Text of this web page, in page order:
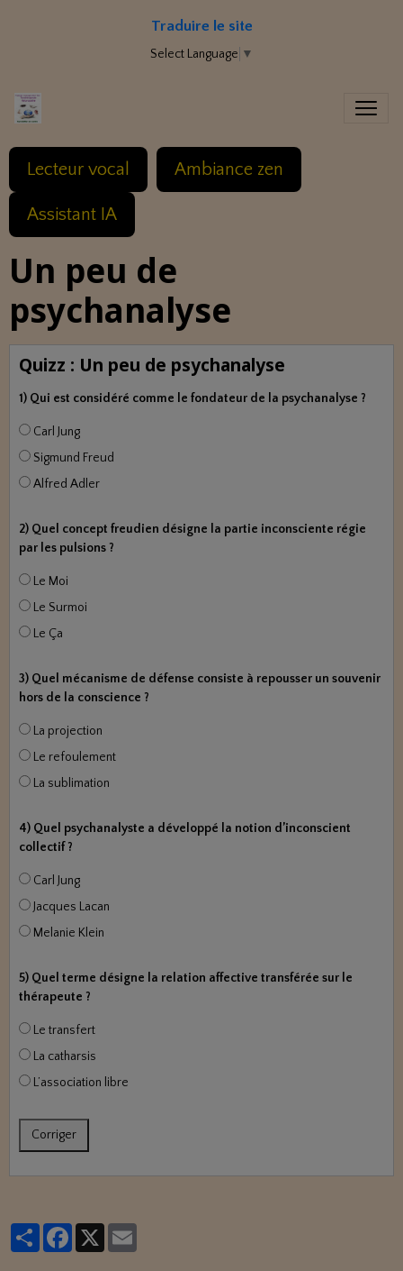
Traduire le site
Select Language ▼
Lecteur vocal Ambiance zen
Assistant IA
Un peu de
psychanalyse
Quizz : Un peu de psychanalyse
1) Qui est considéré comme le fondateur de la psychanalyse ?
Carl Jung
Sigmund Freud
Alfred Adler
2) Quel concept freudien désigne la partie inconsciente régie
par les pulsions ?
Le Moi
Le Surmoi
Le Ça
3) Quel mécanisme de défense consiste à repousser un souvenir
hors de la conscience ?
La projection
Le refoulement
La sublimation
4) Quel psychanalyste a développé la notion d’inconscient
collectif ?
Carl Jung
Jacques Lacan
Melanie Klein
5) Quel terme désigne la relation affective transférée sur le
thérapeute ?
Le transfert
La catharsis
L’association libre
Corriger
PartagerFacebook